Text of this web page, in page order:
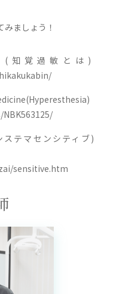
ましょう！
(知覚過敏とは)
ステマセンシティブ)
sensitive.htm